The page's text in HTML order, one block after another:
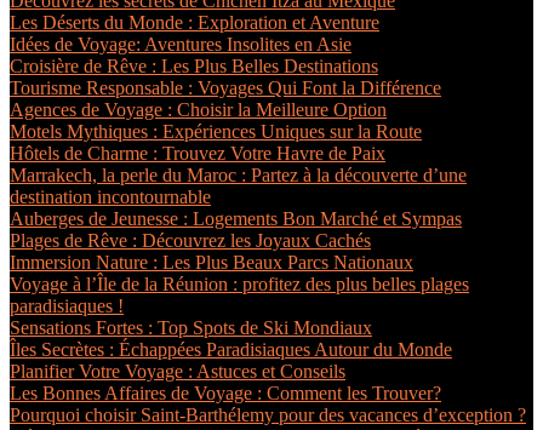
Les Déserts du Monde : Exploration et Aventure
Idées de Voyage: Aventures Insolites en Asie
Croisière de Rêve : Les Plus Belles Destinations
Tourisme Responsable : Voyages Qui Font la Différence
Agences de Voyage : Choisir la Meilleure Option
Motels Mythiques : Expériences Uniques sur la Route
Hôtels de Charme : Trouvez Votre Havre de Paix
Marrakech, la perle du Maroc : Partez à la découverte d’une
destination incontournable
Auberges de Jeunesse : Logements Bon Marché et Sympas
Plages de Rêve : Découvrez les Joyaux Cachés
Immersion Nature : Les Plus Beaux Parcs Nationaux
Voyage à l’Île de la Réunion : profitez des plus belles plages
paradisiaques !
Sensations Fortes : Top Spots de Ski Mondiaux
Îles Secrètes : Échappées Paradisiaques Autour du Monde
Planifier Votre Voyage : Astuces et Conseils
Les Bonnes Affaires de Voyage : Comment les Trouver?
Pourquoi choisir Saint-Barthélemy pour des vacances d’exception ?